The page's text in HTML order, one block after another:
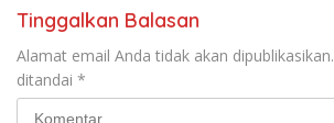
Tinggalkan Balasan
Alamat email Anda tidak akan dipublikasikan.
ditandai *